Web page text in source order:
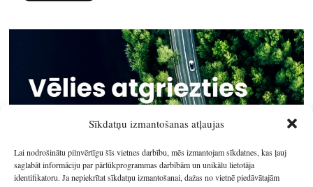
Sīkdatņu izmantošanas atļaujas
Lai nodrošinātu pilnvērtīgu šīs vietnes darbību, mēs izmantojam sīkdatnes, kas ļauj
saglabāt informāciju par pārlūkprogrammas darbībām un unikālu lietotāja
identifikatoru. Ja nepiekrītat sīkdatņu izmantošanai, dažas no vietnē piedāvātajām